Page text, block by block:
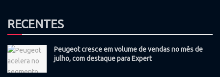
RECENTES
Peugeot cresce em volume de vendas no mês de
julho, com destaque para Expert